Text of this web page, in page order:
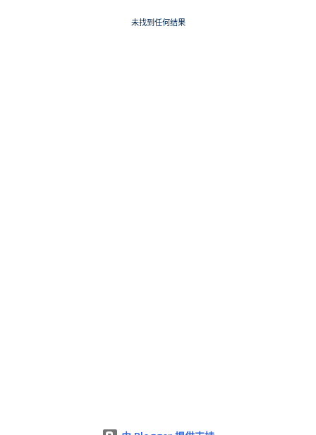
未找到任何结果